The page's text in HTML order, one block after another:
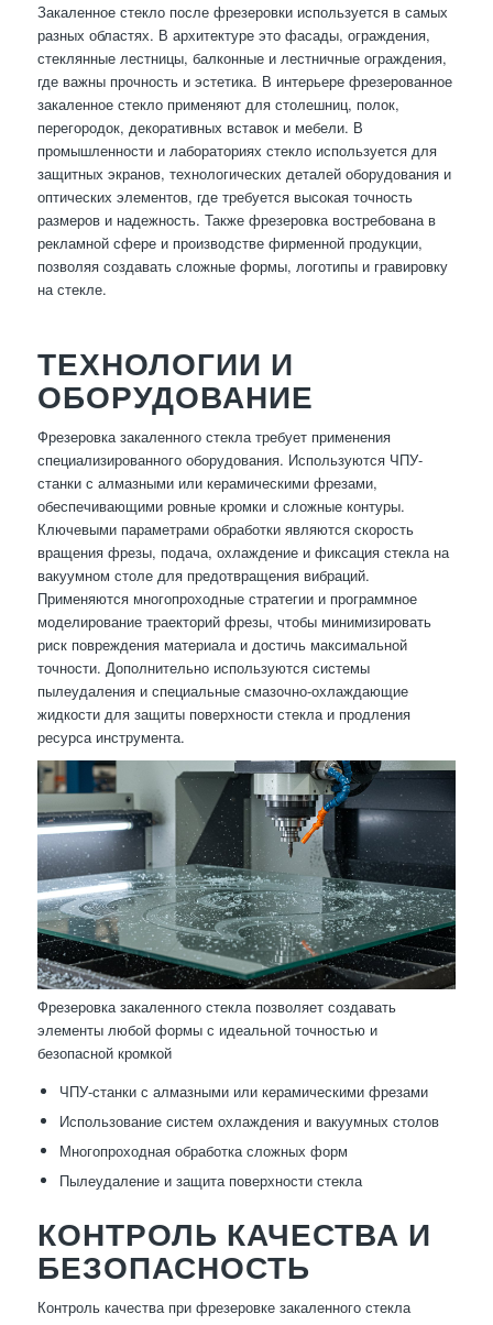
Закаленное стекло после фрезеровки используется в самых
разных областях. В архитектуре это фасады, ограждения,
стеклянные лестницы, балконные и лестничные ограждения,
где важны прочность и эстетика. В интерьере фрезерованное
закаленное стекло применяют для столешниц, полок,
перегородок, декоративных вставок и мебели. В
промышленности и лабораториях стекло используется для
защитных экранов, технологических деталей оборудования и
оптических элементов, где требуется высокая точность
размеров и надежность. Также фрезеровка востребована в
рекламной сфере и производстве фирменной продукции,
позволяя создавать сложные формы, логотипы и гравировку
на стекле.
ТЕХНОЛОГИИ И
ОБОРУДОВАНИЕ
Фрезеровка закаленного стекла требует применения
специализированного оборудования. Используются ЧПУ-
станки с алмазными или керамическими фрезами,
обеспечивающими ровные кромки и сложные контуры.
Ключевыми параметрами обработки являются скорость
вращения фрезы, подача, охлаждение и фиксация стекла на
вакуумном столе для предотвращения вибраций.
Применяются многопроходные стратегии и программное
моделирование траекторий фрезы, чтобы минимизировать
риск повреждения материала и достичь максимальной
точности. Дополнительно используются системы
пылеудаления и специальные смазочно-охлаждающие
жидкости для защиты поверхности стекла и продления
ресурса инструмента.
Фрезеровка закаленного стекла позволяет создавать
элементы любой формы с идеальной точностью и
безопасной кромкой
ЧПУ-станки с алмазными или керамическими фрезами
Использование систем охлаждения и вакуумных столов
Многопроходная обработка сложных форм
Пылеудаление и защита поверхности стекла
КОНТРОЛЬ КАЧЕСТВА И
БЕЗОПАСНОСТЬ
Контроль качества при фрезеровке закаленного стекла